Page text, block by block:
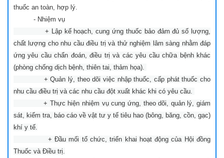
thuốc an toàn, hợp lý.
- Nhiệm vụ
+ Lập kế hoạch, cung ứng thuốc bảo đảm đủ số lượng,
chất lượng cho nhu cầu điều trị và thử nghiệm lâm sàng nhằm đáp
ứng yêu cầu chẩn đoán, điều trị và các yêu cầu chữa bệnh khác
(phòng chống dịch bệnh, thiên tai, thảm họa).
+ Quản lý, theo dõi việc nhập thuốc, cấp phát thuốc cho
nhu cầu điều trị và các nhu cầu đột xuất khác khi có yêu cầu.
+ Thực hiện nhiệm vụ cung ứng, theo dõi, quản lý, giám
sát, kiểm tra, báo cáo về vật tư y tế tiêu hao (bông, băng, cồn, gạc)
khí y tế.
+ Đầu mối tổ chức, triển khai hoạt động của Hội đồng
Thuốc và Điều trị.